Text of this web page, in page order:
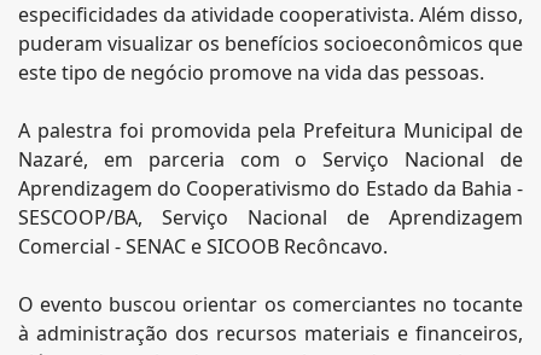
especificidades da atividade cooperativista. Além disso,
puderam visualizar os benefícios socioeconômicos que
este tipo de negócio promove na vida das pessoas.
A palestra foi promovida pela Prefeitura Municipal de
Nazaré, em parceria com o Serviço Nacional de
Aprendizagem do Cooperativismo do Estado da Bahia -
SESCOOP/BA, Serviço Nacional de Aprendizagem
Comercial - SENAC e SICOOB Recôncavo.
O evento buscou orientar os comerciantes no tocante
à administração dos recursos materiais e financeiros,